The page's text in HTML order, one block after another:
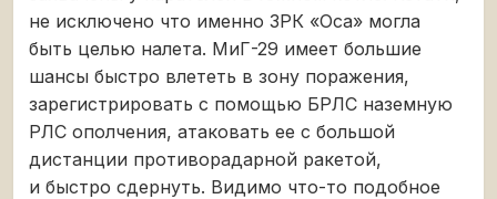
не исключено что именно ЗРК «Оса» могла
быть целью налета. МиГ-29 имеет большие
шансы быстро влететь в зону поражения,
зарегистрировать с помощью БРЛС наземную
РЛС ополчения, атаковать ее с большой
дистанции противорадарной ракетой,
и быстро сдернуть. Видимо что-то подобное